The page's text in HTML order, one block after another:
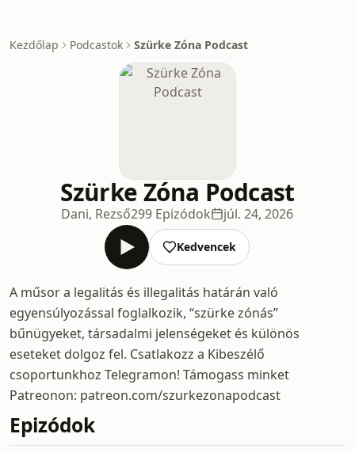
Kezdőlap Podcastok Szürke Zóna Podcast
Szürke Zóna Podcast
Dani, Rezső299 Epizódok júl. 24, 2026
Kedvencek
A műsor a legalitás és illegalitás határán való
egyensúlyozással foglalkozik, “szürke zónás”
bűnügyeket, társadalmi jelenségeket és különös
eseteket dolgoz fel. Csatlakozz a Kibeszélő
csoportunkhoz Telegramon! Támogass minket
Patreonon: patreon.com/szurkezonapodcast
Epizódok